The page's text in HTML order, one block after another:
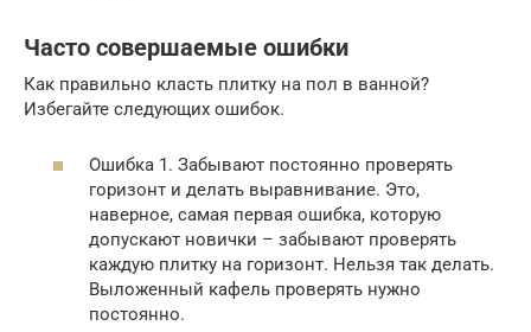
Часто совершаемые ошибки
Как правильно класть плитку на пол в ванной?
Избегайте следующих ошибок.
Ошибка 1. Забывают постоянно проверять
горизонт и делать выравнивание. Это,
наверное, самая первая ошибка, которую
допускают новички – забывают проверять
каждую плитку на горизонт. Нельзя так делать.
Выложенный кафель проверять нужно
постоянно.